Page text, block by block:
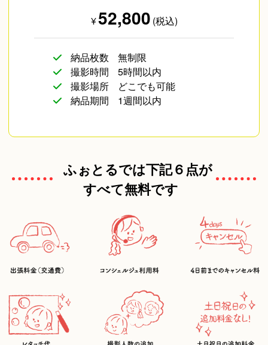
¥52,800 (税込)
納品枚数
無制限
撮影時間
5時間以内
撮影場所
どこでも可能
納品期間
1週間以内
ふぉとるでは下記６点が
すべて無料です